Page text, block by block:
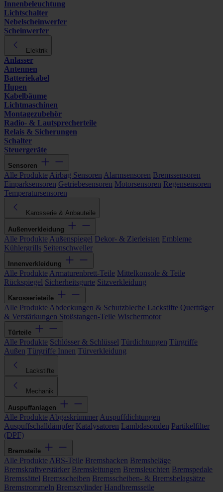
Innenbeleuchtung
Lichtschalter
Nebelscheinwerfer
Scheinwerfer
Elektrik
Anlasser
Antennen
Batteriekabel
Hupen
Kabelbäume
Lichtmaschinen
Montagezubehör
Radio- & Lautsprecherteile
Relais & Sicherungen
Schalter
Steuergeräte
Sensoren
Alle Produkte Airbag Sensoren Alarmsensoren Bremssensoren
Einparksensoren Getriebesensoren Motorsensoren Regensensoren
Temperatursensoren
Karosserie & Anbauteile
Außenverkleidung
Alle Produkte Außenspiegel Dekor- & Zierleisten Embleme
Kühlergrills Seitenschweller
Innenverkleidung
Alle Produkte Armaturenbrett-Teile Mittelkonsole & Teile
Rückspiegel Sicherheitsgurte Sitzverkleidung
Karosserieteile
Alle Produkte Abdeckungen & Schutzbleche Lackstifte Querträger
& Verstärkungen Stoßstangen-Teile Wischermotor
Türteile
Alle Produkte Schlösser & Schlüssel Türdichtungen Türgriffe
Außen Türgriffe Innen Türverkleidung
Lackstifte
Mechanik
Auspuffanlagen
Alle Produkte Abgaskrümmer Auspuffdichtungen
Auspuffschalldämpfer Katalysatoren Lambdasonden Partikelfilter
(DPF)
Bremsteile
Alle Produkte ABS-Teile Bremsbacken Bremsbeläge
Bremskraftverstärker Bremsleitungen Bremsleuchten Bremspedale
Bremssättel Bremsscheiben Bremsscheiben- & Bremsbelagsätze
Bremstrommeln Bremszylinder Handbremsseile